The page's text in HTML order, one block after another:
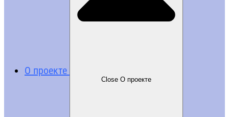
О проекте
Close О проекте